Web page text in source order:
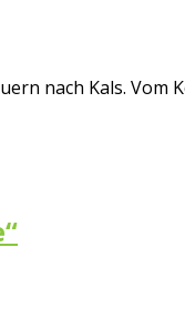
nach Kals. Vom